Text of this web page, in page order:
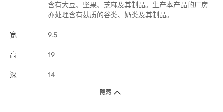
含有大豆、坚果、芝麻及其制品。生产本产品的厂房
亦处理含有麸质的谷类、奶类及其制品。
宽 9.5
高 19
深 14
隐藏